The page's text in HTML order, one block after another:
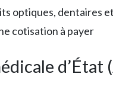
optiques, dentaires
cotisation à payer
d’État